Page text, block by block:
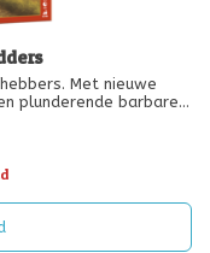
Met nieuwe
plunderende barbaren.